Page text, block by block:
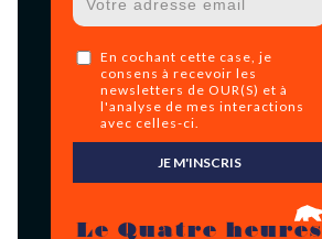
En cochant cette case, je
consens à recevoir les
newsletters de OUR(S) et à
l'analyse de mes interactions
avec celles-ci.
JE M'INSCRIS
Le Quatre heures